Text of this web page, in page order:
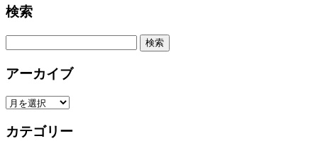
検索
アーカイブ
ア
カ
カテゴリー